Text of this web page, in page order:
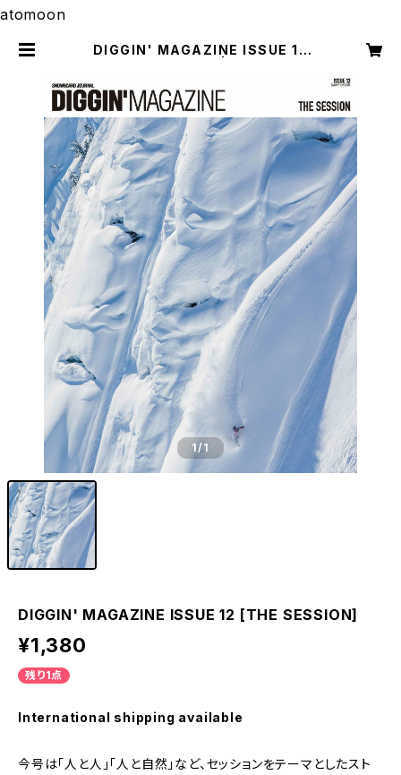
atomoon
DIGGIN' MAGAZINE ISSUE 12
1/1
DIGGIN' MAGAZINE ISSUE 12 [THE SESSION]
¥1,380
残り1点
International shipping available
今号は「人と人」「人と自然」など、セッションをテーマとしたスト